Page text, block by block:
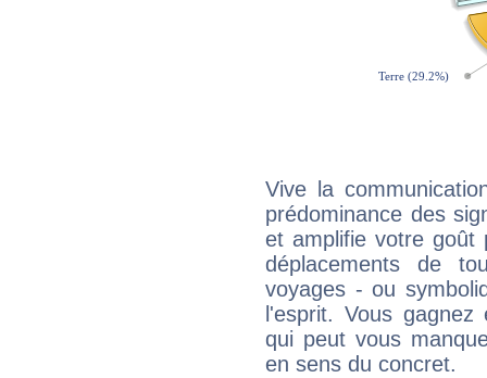
Vive la
prédominance des
et amplifie votre goût
déplacements de
voyages - ou
l'esprit. Vous
qui peut vous
en sens du concret.